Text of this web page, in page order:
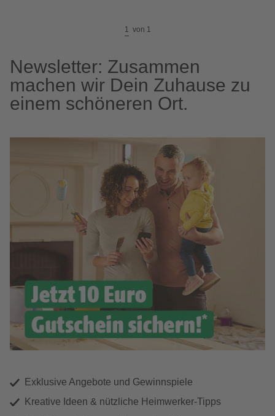
1 von 1
Newsletter: Zusammen
machen wir Dein Zuhause zu
einem schöneren Ort.
Exklusive Angebote und Gewinnspiele
Kreative Ideen & nützliche Heimwerker-Tipps